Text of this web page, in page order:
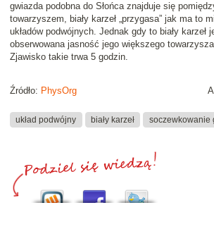
gwiazda podobna do Słońca znajduje się
towarzyszem, biały karzeł „przygasa” jak ma to
układów podwójnych. Jednak gdy to biały karzeł
obserwowana jasność jego większego
Zjawisko takie trwa 5 godzin.
Źródło: PhysOrg
układ podwójny biały karzeł soczewkowanie